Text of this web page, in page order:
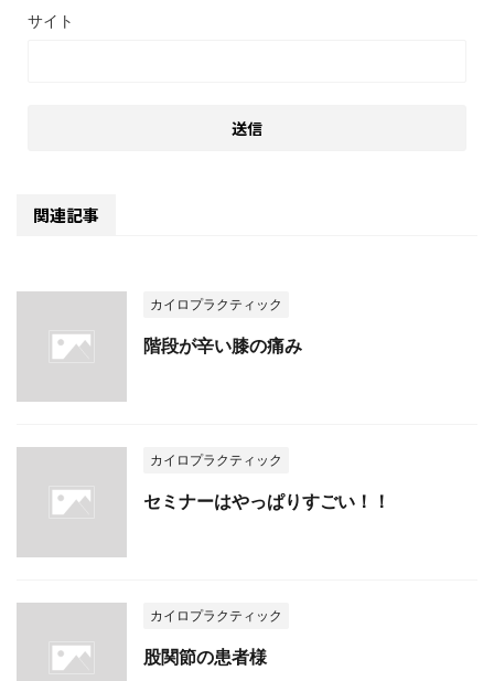
サイト
関連記事
カイロプラクティック
階段が辛い膝の痛み
カイロプラクティック
セミナーはやっぱりすごい！！
カイロプラクティック
股関節の患者様